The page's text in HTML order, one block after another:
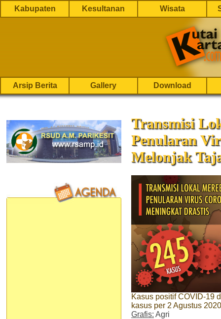
Kabupaten Kesultanan Wisata
Arsip Berita Gallery Download
Transmisi
Penularan
Melonjak
Kasus positif COVID-19
kasus per 2 Agustus 2020
Grafis: Agri